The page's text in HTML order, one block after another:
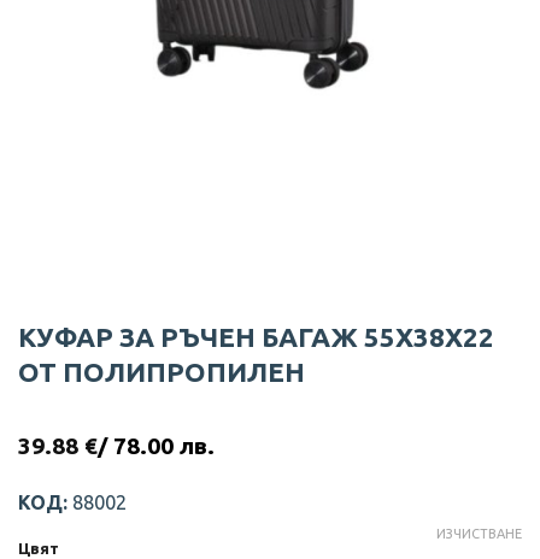
КУФАР ЗА РЪЧЕН БАГАЖ 55X38X22
ОТ ПОЛИПРОПИЛЕН
39.88 €/ 78.00 лв.
КОД: 88002
Цвят
ИЗЧИСТВАНЕ